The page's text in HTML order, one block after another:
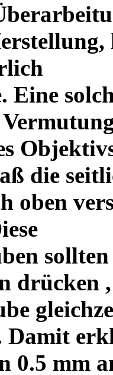
Eine
die
oben
drücken
0.5 mm